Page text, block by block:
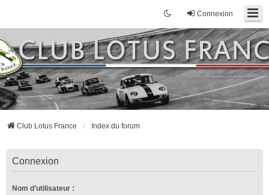
Connexion
Club Lotus France Index du forum
Connexion
Nom d’utilisateur :